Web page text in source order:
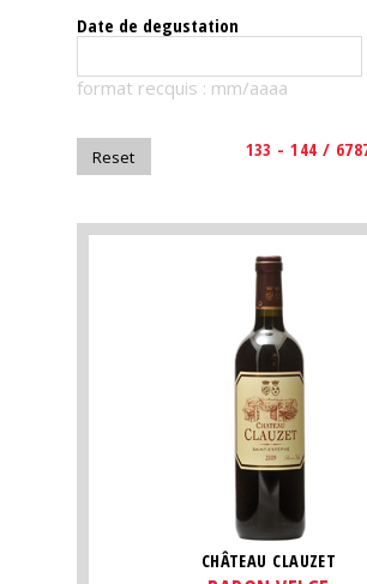
The
magazine
Magazine
Date de degustation
format recquis : mm/aaaa
133 - 144 /
CHÂTEAU CLAUZET